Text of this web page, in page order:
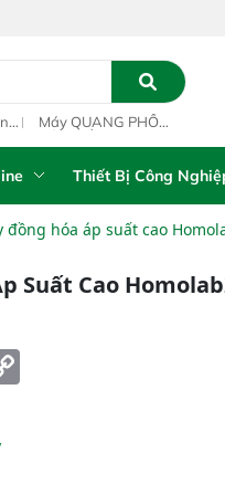
Thành phố Hồ Chí Minh,
Máy QUANG PHỔ
Vista-RThiết Bị Công
đồng hóa áp suất cao
Suất Cao